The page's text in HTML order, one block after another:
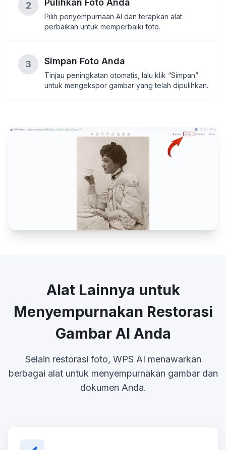
2
Pilih penyempurnaan AI dan terapkan alat
perbaikan untuk memperbaiki foto.
3 Simpan Foto Anda
Tinjau peningkatan otomatis, lalu klik “Simpan”
untuk mengekspor gambar yang telah dipulihkan.
Alat Lainnya untuk
Menyempurnakan Restorasi
Gambar AI Anda
Selain restorasi foto, WPS AI menawarkan
berbagai alat untuk menyempurnakan gambar dan
dokumen Anda.